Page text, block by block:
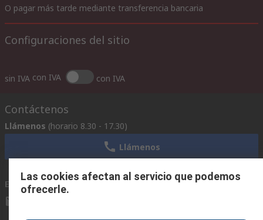
O pagar más tarde mediante transferencia bancaria
Configuraciones del sitio
sin IVA con IVA con IVA
Contáctenos
Llámenos (horario 8.30 - 17.30)
Llámenos
Envíenos un email
usualmente respondemos en 24 horas
Las cookies afectan al servicio que podemos
ofrecerle.